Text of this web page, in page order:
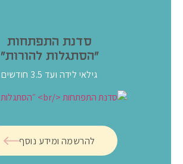
סדנת התפתחות
״הסתגלות להורות״
גילאי לידה ועד 3.5 חודשים
להרשמה ומידע נוסף